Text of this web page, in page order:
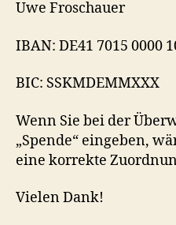
Uwe Froschauer
IBAN: DE41 7015 0000
BIC: SSKMDEMMXXX
Wenn Sie bei der
„Spende“ eingeben,
eine korrekte
Vielen Dank!